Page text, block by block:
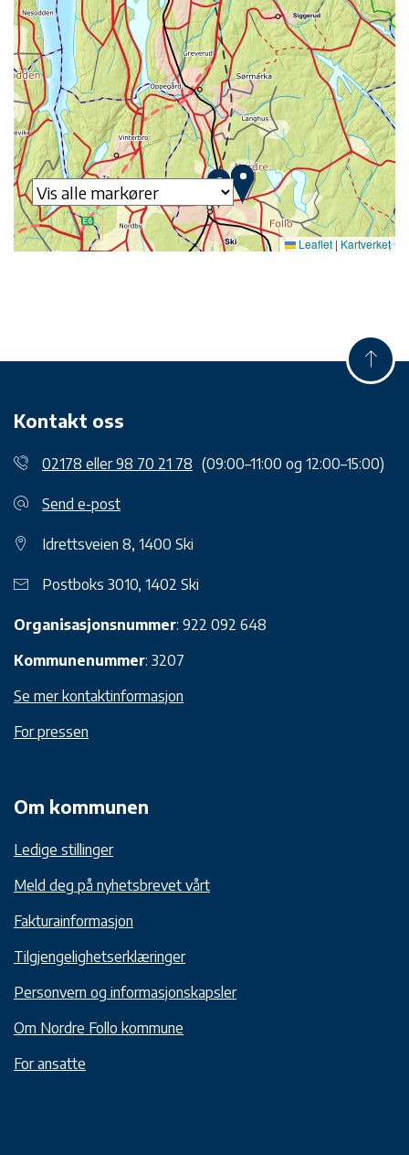
Leaflet | Kartverket
Kontakt oss
02178 eller 98 70 21 78 (09:00–11:00 og 12:00–15:00)
Send e-post
Idrettsveien 8, 1400 Ski
Postboks 3010, 1402 Ski
Organisasjonsnummer: 922 092 648
Kommunenummer: 3207
Se mer kontaktinformasjon
For pressen
Om kommunen
Ledige stillinger
Meld deg på nyhetsbrevet vårt
Fakturainformasjon
Tilgjengelighetserklæringer
Personvern og informasjonskapsler
Om Nordre Follo kommune
For ansatte